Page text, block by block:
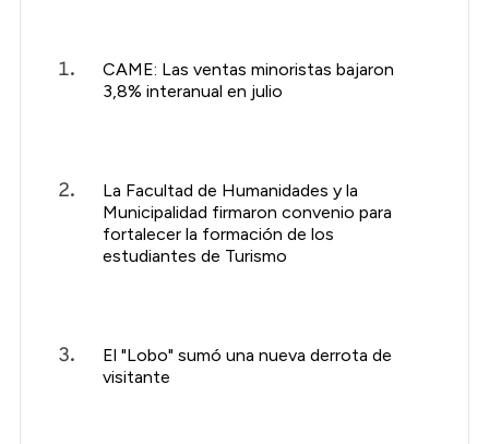
CAME: Las ventas minoristas bajaron
3,8% interanual en julio
La Facultad de Humanidades y la
Municipalidad firmaron convenio para
fortalecer la formación de los
estudiantes de Turismo
El "Lobo" sumó una nueva derrota de
visitante